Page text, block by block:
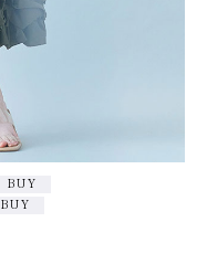
BUY
BUY